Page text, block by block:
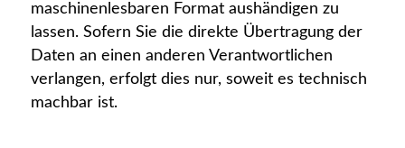
maschinenlesbaren Format aushändigen zu
lassen. Sofern Sie die direkte Übertragung der
Daten an einen anderen Verantwortlichen
verlangen, erfolgt dies nur, soweit es technisch
machbar ist.